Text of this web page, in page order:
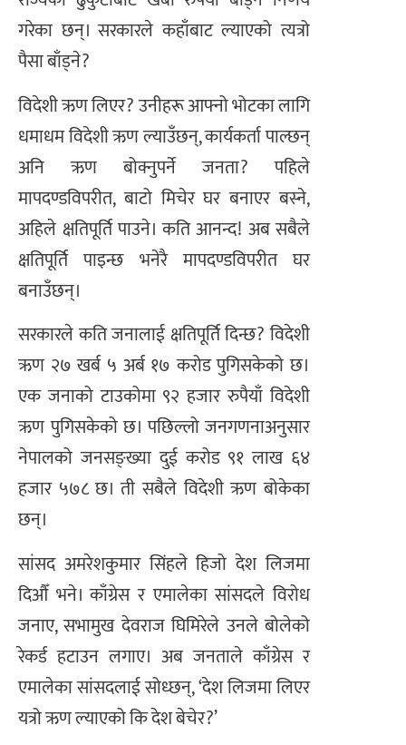
गरेका छन्। सरकारले कहाँबाट ल्याएको त्यत्रो
पैसा बाँड्ने?
विदेशी ऋण लिएर? उनीहरू आफ्नो भोटका लागि
धमाधम विदेशी ऋण ल्याउँछन्, कार्यकर्ता पाल्छन्
अनि ऋण बोक्नुपर्ने जनता? पहिले
मापदण्डविपरीत, बाटो मिचेर घर बनाएर बस्ने,
अहिले क्षतिपूर्ति पाउने। कति आनन्द! अब सबैले
क्षतिपूर्ति पाइन्छ भनेरै मापदण्डविपरीत घर
बनाउँछन्।
सरकारले कति जनालाई क्षतिपूर्ति दिन्छ? विदेशी
ऋण २७ खर्ब ५ अर्ब १७ करोड पुगिसकेको छ।
एक जनाको टाउकोमा ९२ हजार रुपैयाँ विदेशी
ऋण पुगिसकेको छ। पछिल्लो जनगणनाअनुसार
नेपालको जनसङ्ख्या दुई करोड ९१ लाख ६४
हजार ५७८ छ। ती सबैले विदेशी ऋण बोकेका
छन्।
सांसद अमरेशकुमार सिंहले हिजो देश लिजमा
दिऔँ भने। काँग्रेस र एमालेका सांसदले विरोध
जनाए, सभामुख देवराज घिमिरेले उनले बोलेको
रेकर्ड हटाउन लगाए। अब जनताले काँग्रेस र
एमालेका सांसदलाई सोध्छन्, ‘देश लिजमा लिएर
यत्रो ऋण ल्याएको कि देश बेचेर?’